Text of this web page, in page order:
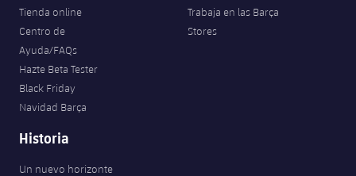
Tienda online
Centro de
Ayuda/FAQs
Hazte Beta Tester
Black Friday
Navidad Barça
Trabaja en las Barça
Stores
Historia
Un nuevo horizonte